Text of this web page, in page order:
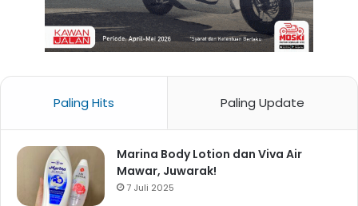
Paling Hits Paling Update
Marina Body Lotion dan Viva Air
Mawar, Juwarak!
7 Juli 2025